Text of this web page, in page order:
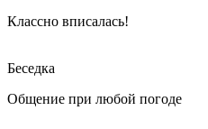
Классно вписалась!
Беседка
Общение при любой погоде